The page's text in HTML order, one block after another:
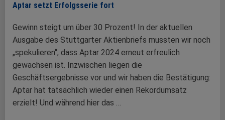
Aptar setzt Erfolgsserie fort
Gewinn steigt um über 30 Prozent! In der aktuellen
Ausgabe des Stuttgarter Aktienbriefs mussten wir noch
„spekulieren“, dass Aptar 2024 erneut erfreulich
gewachsen ist. Inzwischen liegen die
Geschäftsergebnisse vor und wir haben die Bestätigung:
Aptar hat tatsächlich wieder einen Rekordumsatz
erzielt! Und während hier das …